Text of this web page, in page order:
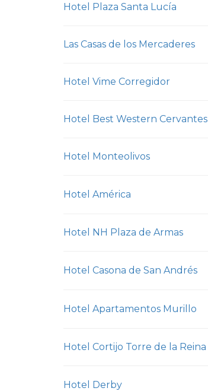
Hotel Plaza Santa Lucía
Las Casas de los Mercaderes
Hotel Vime Corregidor
Hotel Best Western Cervantes
Hotel Monteolivos
Hotel América
Hotel NH Plaza de Armas
Hotel Casona de San Andrés
Hotel Apartamentos Murillo
Hotel Cortijo Torre de la Reina
Hotel Derby